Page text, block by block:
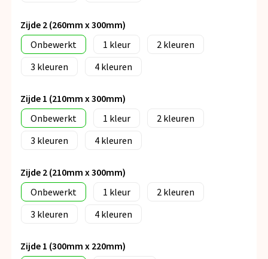
Zijde 2 (260mm x 300mm)
Onbewerkt
1
2
3
4
Zijde 1 (210mm x 300mm)
Onbewerkt
1
2
3
4
Zijde 2 (210mm x 300mm)
Onbewerkt
1
2
3
4
Zijde 1 (300mm x 220mm)